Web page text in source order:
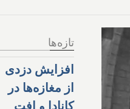
تازه‌ها
افزایش دزدی
از مغازه‌ها در
کانادا و افت